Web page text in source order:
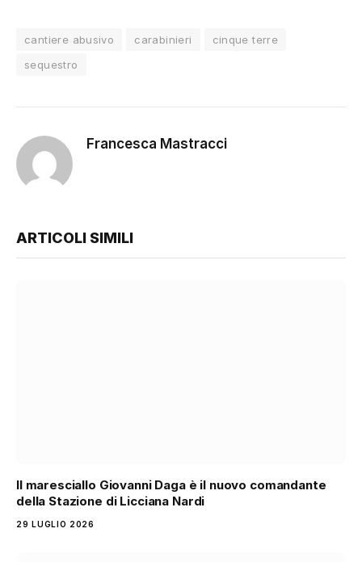
cantiere abusivo carabinieri
cinque terre
sequestro
Francesca Mastracci
ARTICOLI SIMILI
Il maresciallo Giovanni Daga è il nuovo comandante
della Stazione di Licciana Nardi
29 LUGLIO 2026